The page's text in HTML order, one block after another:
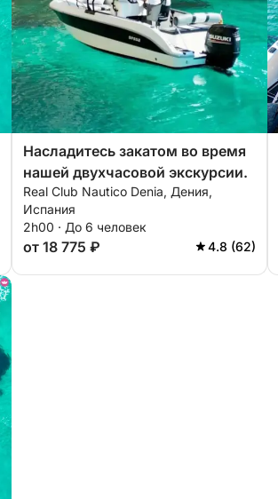
Насладитесь закатом во время
нашей двухчасовой экскурсии.
Real Club Nautico Denia, Дения,
Испания
2h00 · До 6 человек
от 18 775 ₽ 4.8 (62)